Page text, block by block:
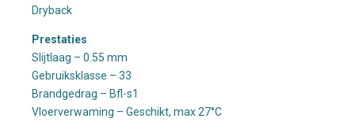
Dryback
Prestaties
Slijtlaag – 0.55 mm
Gebruiksklasse – 33
Brandgedrag – Bfl-s1
Vloerverwaming – Geschikt, max 27°C